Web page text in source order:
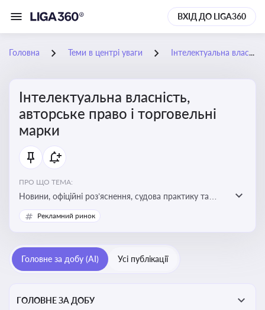
ВХІД ДО LIGA360
Головна Теми в центрі уваги Інтелектуальна власність, авторське право і торговельні марки
Інтелектуальна власність,
авторське право і торговельні
марки
ПРО ЩО ТЕМА:
Новини, офіційні роз’яснення, судова практику та
експертні матеріали, що стосуються авторського
права, реєстрації та захисту торговельних марок,
власності, а також змін у законодавстві у цій сфері
Рекламний ринок
Головне за добу (AI) Усі публікації
ГОЛОВНЕ ЗА ДОБУ